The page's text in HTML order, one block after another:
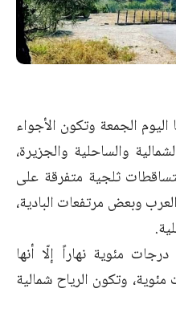
الجمعة وتكون الأجواء
والساحلية والجزيرة،
ثلجية متفرقة على
وبعض مرتفعات البادية،
وتصل درجات الحرارة إلى 9 درجات مئوية نهاراً إلّا أنها
لتصبح – 4 درجات مئوية، وتكون الرياح شمالية